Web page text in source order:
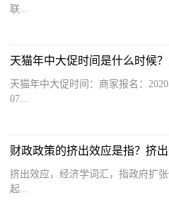
联...
天猫年中大促时间是什么时候
天猫年中大促时间：商家报名：
07...
财政政策的挤出效应是指？挤
挤出效应，经济学词汇，指政府扩
起...